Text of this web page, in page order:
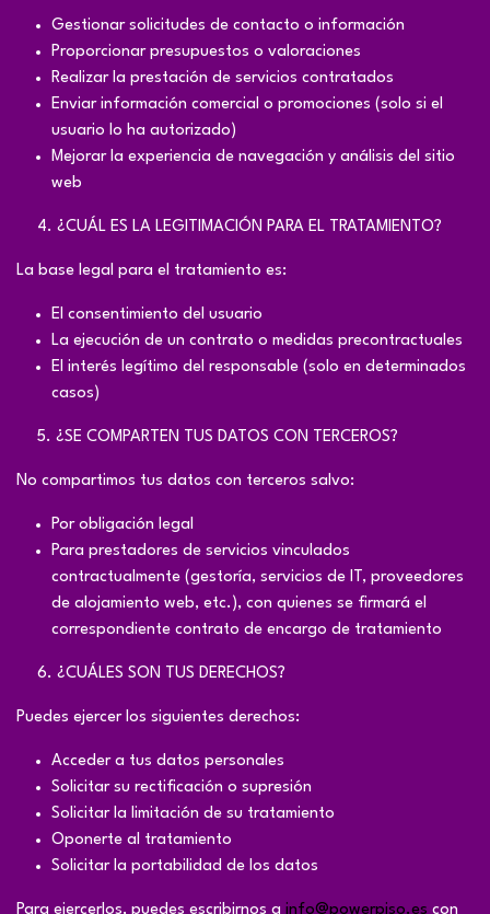
Gestionar solicitudes de contacto o información
Proporcionar presupuestos o valoraciones
Realizar la prestación de servicios contratados
Enviar información comercial o promociones (solo si el
usuario lo ha autorizado)
Mejorar la experiencia de navegación y análisis del sitio
web
​4. ¿CUÁL ES LA LEGITIMACIÓN PARA EL TRATAMIENTO?
La base legal para el tratamiento es:
El consentimiento del usuario
La ejecución de un contrato o medidas precontractuales
El interés legítimo del responsable (solo en determinados
casos)
​5. ¿SE COMPARTEN TUS DATOS CON TERCEROS?
No compartimos tus datos con terceros salvo:
Por obligación legal
Para prestadores de servicios vinculados
contractualmente (gestoría, servicios de IT, proveedores
de alojamiento web, etc.), con quienes se firmará el
correspondiente contrato de encargo de tratamiento
​6. ¿CUÁLES SON TUS DERECHOS?
Puedes ejercer los siguientes derechos:
Acceder a tus datos personales
Solicitar su rectificación o supresión
Solicitar la limitación de su tratamiento
Oponerte al tratamiento
Solicitar la portabilidad de los datos
Para ejercerlos, puedes escribirnos a info@powerpiso.es con